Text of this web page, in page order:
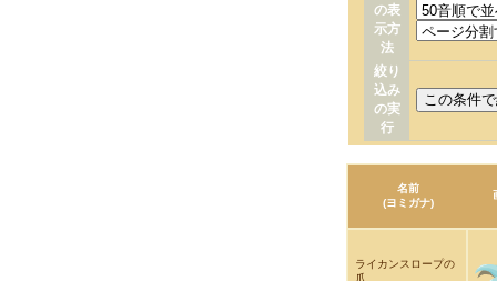
の表
示方
法
絞り
込み
の実
行
名前
(ヨミガナ)
ライカンスロープの
爪